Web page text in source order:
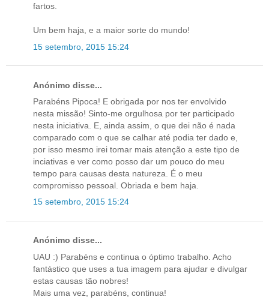
fartos.
Um bem haja, e a maior sorte do mundo!
15 setembro, 2015 15:24
Anónimo disse...
Parabéns Pipoca! E obrigada por nos ter envolvido
nesta missão! Sinto-me orgulhosa por ter participado
nesta iniciativa. E, ainda assim, o que dei não é nada
comparado com o que se calhar até podia ter dado e,
por isso mesmo irei tomar mais atenção a este tipo de
inciativas e ver como posso dar um pouco do meu
tempo para causas desta natureza. É o meu
compromisso pessoal. Obriada e bem haja.
15 setembro, 2015 15:24
Anónimo disse...
UAU :) Parabéns e continua o óptimo trabalho. Acho
fantástico que uses a tua imagem para ajudar e divulgar
estas causas tão nobres!
Mais uma vez, parabéns, continua!